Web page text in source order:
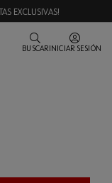
EXCLUSIVAS!
BUSCAR INICIAR SESIÓN